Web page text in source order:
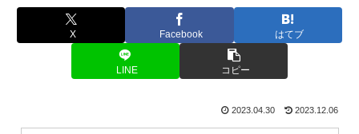
X Facebook はてブ
LINE コピー
2023.04.30 2023.12.06